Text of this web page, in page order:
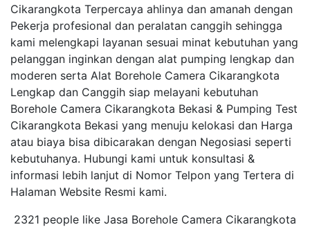
Cikarangkota Terpercaya ahlinya dan amanah dengan
Pekerja profesional dan peralatan canggih sehingga
kami melengkapi layanan sesuai minat kebutuhan yang
pelanggan inginkan dengan alat pumping lengkap dan
moderen serta Alat Borehole Camera Cikarangkota
Lengkap dan Canggih siap melayani kebutuhan
Borehole Camera Cikarangkota Bekasi & Pumping Test
Cikarangkota Bekasi yang menuju kelokasi dan Harga
atau biaya bisa dibicarakan dengan Negosiasi seperti
kebutuhanya. Hubungi kami untuk konsultasi &
informasi lebih lanjut di Nomor Telpon yang Tertera di
Halaman Website Resmi kami.
2321 people like Jasa Borehole Camera Cikarangkota